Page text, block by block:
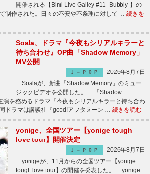
開催される【Bimi Live Galley #11 -Bubbly-】の
制作された。日々の不安や不条理に対して … 続きを
Soala、ドラマ『今夜もシリアルキラーと
待ち合わせ』OP曲「Shadow Memory」
MV公開
Ｊ－ＰＯＰ
2026年8月7日
Soalaが、新曲「Shadow Memory」のミュー
ジックビデオを公開した。 「Shadow
演を務めるドラマ『今夜もシリアルキラーと待ち合わ
ドラマは講談社『good!アフタヌーン … 続きを読む
yonige、全国ツアー【yonige tough
love tour】開催決定
Ｊ－ＰＯＰ
2026年8月7日
yonigeが、11月からの全国ツアー【yonige
tough love tour】の開催を発表した。 yonige